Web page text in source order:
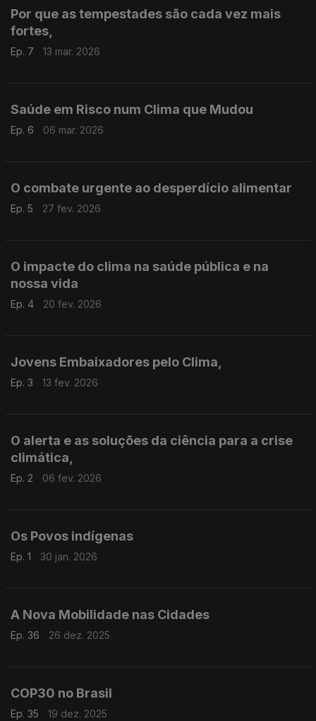
Por que as tempestades são cada vez mais
fortes,
Ep. 7 13 mar. 2026
Saúde em Risco num Clima que Mudou
Ep. 6 06 mar. 2026
O combate urgente ao desperdício alimentar
Ep. 5 27 fev. 2026
O impacte do clima na saúde pública e na
nossa vida
Ep. 4 20 fev. 2026
Jovens Embaixadores pelo Clima,
Ep. 3 13 fev. 2026
O alerta e as soluções da ciência para a crise
climática,
Ep. 2 06 fev. 2026
Os Povos indígenas
Ep. 1 30 jan. 2026
A Nova Mobilidade nas Cidades
Ep. 36 26 dez. 2025
COP30 no Brasil
Ep. 35 19 dez. 2025